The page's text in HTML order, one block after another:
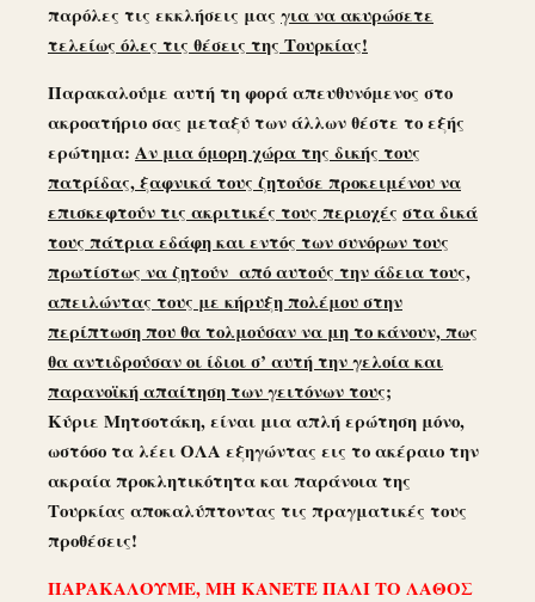
παρόλες τις εκκλήσεις μας για να ακυρώσετε
τελείως όλες τις θέσεις της Τουρκίας!
Παρακαλούμε αυτή τη φορά απευθυνόμενος στο
ακροατήριο σας μεταξύ των άλλων θέστε το εξής
ερώτημα: Αν μια όμορη χώρα της δικής τους
πατρίδας, ξαφνικά τους ζητούσε προκειμένου να
επισκεφτούν τις ακριτικές τους περιοχές στα δικά
τους πάτρια εδάφη και εντός των συνόρων τους
πρωτίστως να ζητούν από αυτούς την άδεια τους,
απειλώντας τους με κήρυξη πολέμου στην
περίπτωση που θα τολμούσαν να μη το κάνουν, πως
θα αντιδρούσαν οι ίδιοι σ’ αυτή την γελοία και
παρανοϊκή απαίτηση των γειτόνων τους;
Κύριε Μητσοτάκη, είναι μια απλή ερώτηση μόνο,
ωστόσο τα λέει ΟΛΑ εξηγώντας εις το ακέραιο την
ακραία προκλητικότητα και παράνοια της
Τουρκίας αποκαλύπτοντας τις πραγματικές τους
προθέσεις!
ΠΑΡΑΚΑΛΟΥΜΕ, ΜΗ ΚΑΝΕΤΕ ΠΑΛΙ ΤΟ ΛΑΘΟΣ